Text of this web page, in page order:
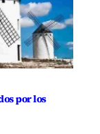
por los